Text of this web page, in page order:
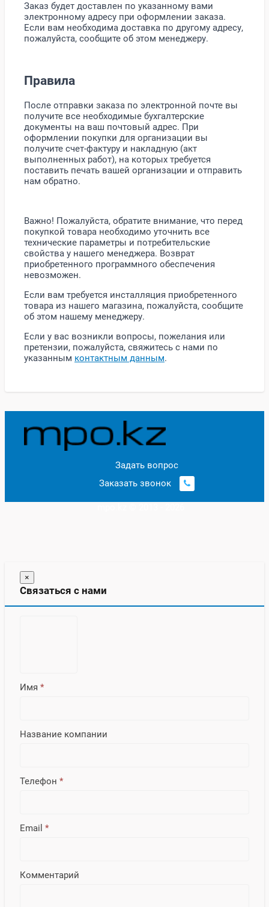
Заказ будет доставлен по указанному вами
электронному адресу при оформлении заказа.
Если вам необходима доставка по другому адресу,
пожалуйста, сообщите об этом менеджеру.
Правила
После отправки заказа по электронной почте вы
получите все необходимые бухгалтерские
документы на ваш почтовый адрес. При
оформлении покупки для организации вы
получите счет-фактуру и накладную (акт
выполненных работ), на которых требуется
поставить печать вашей организации и отправить
нам обратно.
Важно! Пожалуйста, обратите внимание, что перед
покупкой товара необходимо уточнить все
технические параметры и потребительские
свойства у нашего менеджера. Возврат
приобретенного программного обеспечения
невозможен.
Если вам требуется инсталляция приобретенного
товара из нашего магазина, пожалуйста, сообщите
об этом нашему менеджеру.
Если у вас возникли вопросы, пожелания или
претензии, пожалуйста, свяжитесь с нами по
указанным контактным данным.
Задать вопрос
Заказать звонок
×
Связаться с нами
Имя *
Название компании
Телефон *
Email *
Комментарий